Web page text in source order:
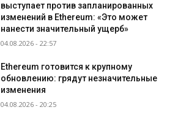
выступает против запланированных
изменений в Ethereum: «Это может
нанести значительный ущерб»
04.08.2026 - 22:57
Ethereum готовится к крупному
обновлению: грядут незначительные
изменения
04.08.2026 - 20:25